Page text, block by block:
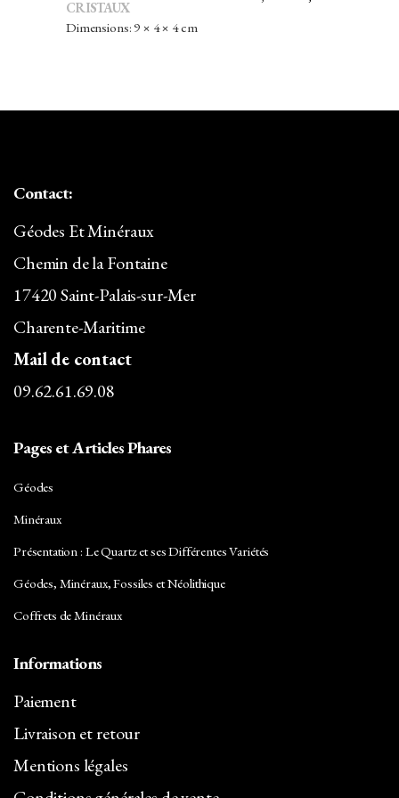
CRISTAUX
Dimensions: 9 × 4 × 4 cm
Contact:
Géodes Et Minéraux
Chemin de la Fontaine
17420 Saint-Palais-sur-Mer
Charente-Maritime
Mail de contact
09.62.61.69.08
Pages et Articles Phares
Géodes
Minéraux
Présentation : Le Quartz et ses Différentes Variétés
Géodes, Minéraux, Fossiles et Néolithique
Coffrets de Minéraux
Informations
Paiement
Livraison et retour
Mentions légales